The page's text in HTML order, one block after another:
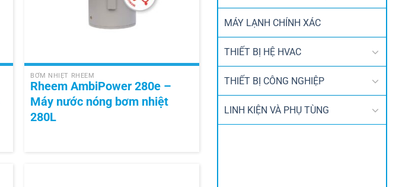
BƠM NHIỆT RHEEM
Rheem AmbiPower 280e –
Máy nước nóng bơm nhiệt
280L
MÁY LẠNH CHÍNH XÁC
THIẾT BỊ HỆ HVAC
THIẾT BỊ CÔNG NGHIỆP
LINH KIỆN VÀ PHỤ TÙNG